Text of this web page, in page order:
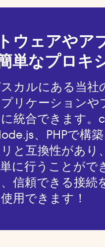
ウェアやア
単なプロキ
カルにある当社
リケーションや
統合できます。
、PHPで構
と互換性があり
に行うことがで
信頼できる接続
用できます！